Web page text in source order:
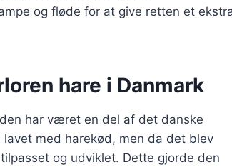
og fløde for at give retten et
hare i Danmark
har været en del af det danske
med harekød, men da det blev
og udviklet. Dette gjorde den